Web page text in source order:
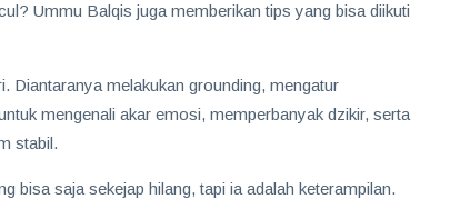
Ummu Balqis juga memberikan tips yang bisa diikuti
Diantaranya melakukan grounding, mengatur
mengenali akar emosi, memperbanyak dzikir, serta
stabil.
bisa saja sekejap hilang, tapi ia adalah keterampilan.